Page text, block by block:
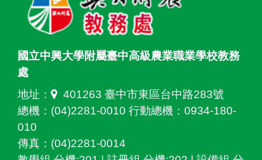
國立中興大學附屬臺中高級農業職業學校教務
處
地址：
401263 臺中市東區台中路283號
總機：(04)2281-0010 行動總機：0934-180-
010
傳真：(04)2281-0014